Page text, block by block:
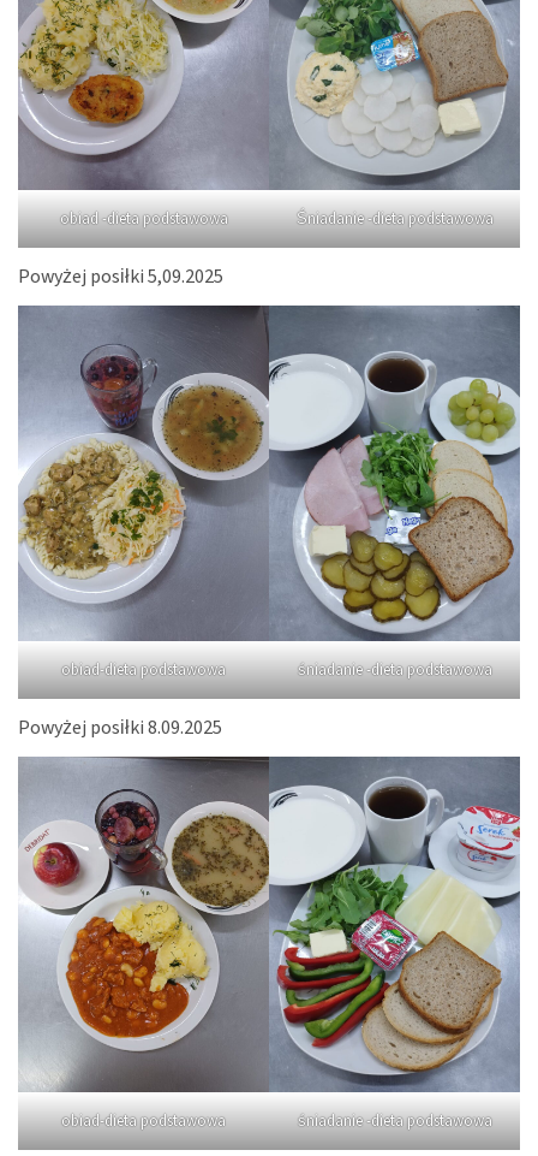
obiad -dieta podstawowa Śniadanie -dieta podstawowa
Powyżej posiłki 5,09.2025
obiad-dieta podstawowa śniadanie -dieta podstawowa
Powyżej posiłki 8.09.2025
obiad-dieta podstawowa śniadanie -dieta podstawowa